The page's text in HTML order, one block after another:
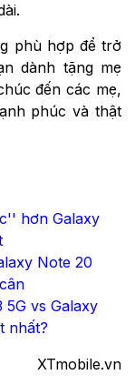
phù hợp để trở
dành tặng mẹ
đến các mẹ,
phúc và thật
hơn Galaxy
Note 20
5G vs Galaxy
nhất?
XTmobile.vn